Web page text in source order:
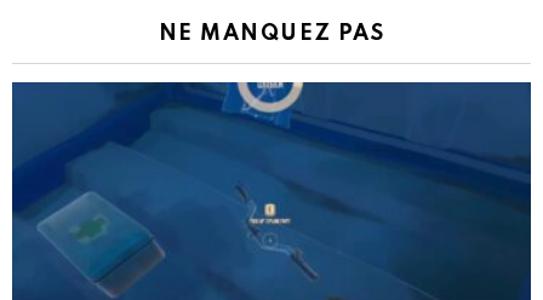
NE MANQUEZ PAS